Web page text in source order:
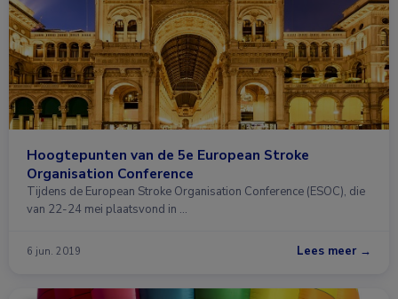
Hoogtepunten van de 5e European Stroke
Organisation Conference
Tijdens de European Stroke Organisation Conference (ESOC), die
van 22-24 mei plaatsvond in …
6 jun. 2019 Lees meer →